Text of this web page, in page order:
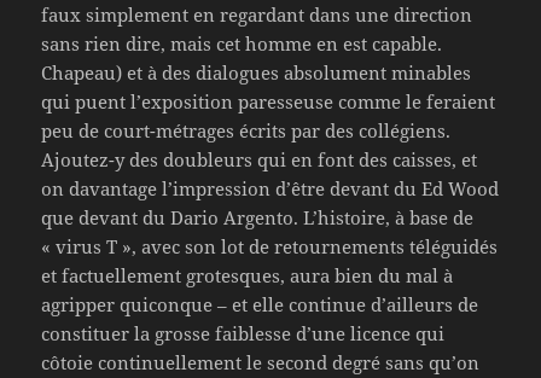
faux simplement en regardant dans une direction
sans rien dire, mais cet homme en est capable.
Chapeau) et à des dialogues absolument minables
qui puent l’exposition paresseuse comme le feraient
peu de court-métrages écrits par des collégiens.
Ajoutez-y des doubleurs qui en font des caisses, et
on davantage l’impression d’être devant du Ed Wood
que devant du Dario Argento. L’histoire, à base de
« virus T », avec son lot de retournements téléguidés
et factuellement grotesques, aura bien du mal à
agripper quiconque – et elle continue d’ailleurs de
constituer la grosse faiblesse d’une licence qui
côtoie continuellement le second degré sans qu’on